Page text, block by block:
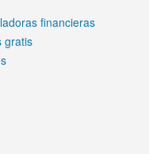
financieras
gratis